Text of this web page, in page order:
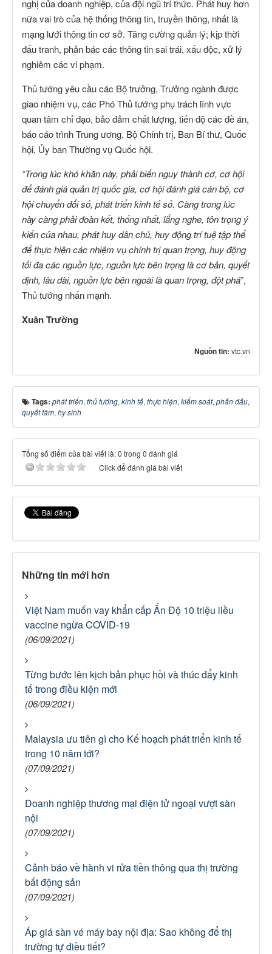
nghị của doanh nghiệp, của đội ngũ trí thức. Phát huy hơn
nữa vai trò của hệ thống thông tin, truyền thông, nhất là
mạng lưới thông tin cơ sở. Tăng cường quản lý; kịp thời
đấu tranh, phản bác các thông tin sai trái, xấu độc, xử lý
nghiêm các vi phạm.
Thủ tướng yêu cầu các Bộ trưởng, Trưởng ngành được
giao nhiệm vụ, các Phó Thủ tướng phụ trách lĩnh vực
quan tâm chỉ đạo, bảo đảm chất lượng, tiến độ các đề án,
báo cáo trình Trung ương, Bộ Chính trị, Ban Bí thư, Quốc
hội, Ủy ban Thường vụ Quốc hội.
“Trong lúc khó khăn này, phải biến nguy thành cơ, cơ hội
để đánh giá quản trị quốc gia, cơ hội đánh giá cán bộ, cơ
hội chuyển đổi số, phát triển kinh tế số. Càng trong lúc
này càng phải đoàn kết, thống nhất, lắng nghe, tôn trọng ý
kiến của nhau, phát huy dân chủ, huy động trí tuệ tập thể
để thực hiện các nhiệm vụ chính trị quan trọng, huy động
tối đa các nguồn lực, nguồn lực bên trọng là cơ bản, quyết
định, lâu dài, nguồn lực bên ngoài là quan trọng, đột phá”,
Thủ tướng nhấn mạnh.
Xuân Trường
Nguồn tin: vtc.vn
Tags: phát triển, thủ tướng, kinh tế, thực hiện, kiểm soát, phấn đấu,
quyết tâm, hy sinh
Tổng số điểm của bài viết là: 0 trong 0 đánh giá
Click để đánh giá bài viết
Những tin mới hơn
Việt Nam muốn vay khẩn cấp Ấn Độ 10 triệu liều
vaccine ngừa COVID-19
(06/09/2021)
Từng bước lên kịch bản phục hồi và thúc đẩy kinh
tế trong điều kiện mới
(06/09/2021)
Malaysia ưu tiên gì cho Kế hoạch phát triển kinh tế
trong 10 năm tới?
(07/09/2021)
Doanh nghiệp thương mại điện tử ngoại vượt sàn
nội
(07/09/2021)
Cảnh báo về hành vi rửa tiền thông qua thị trường
bất động sản
(07/09/2021)
Áp giá sàn vé máy bay nội địa: Sao không để thị
trường tự điều tiết?